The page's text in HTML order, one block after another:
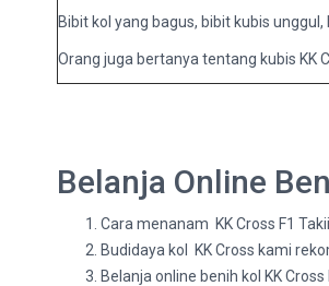
Bibit kol yang bagus, bibit kubis
Orang juga bertanya tentang kubis KK
Belanja Online
Cara menanam KK Cross F1
Budidaya kol KK Cross kami
Belanja online benih kol KK